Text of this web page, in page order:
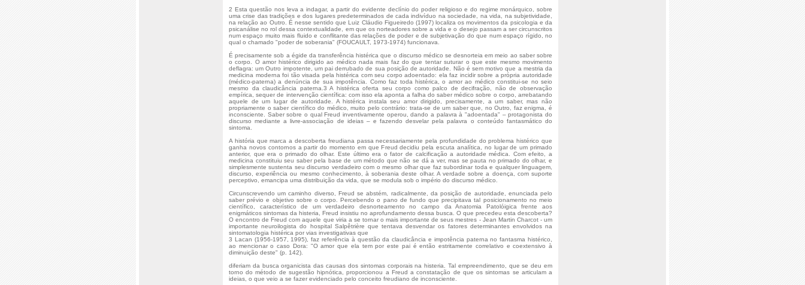
2 Esta questão nos leva a indagar, a partir do evidente declínio do poder religioso e do regime monárquico, sobre
uma crise das tradições e dos lugares predeterminados de cada indivíduo na sociedade, na vida, na subjetividade,
na relação ao Outro. É nesse sentido que Luiz Cláudio Figueiredo (1997) localiza os movimentos da psicologia e da
psicanálise no rol dessa contextualidade, em que os norteadores sobre a vida e o desejo passam a ser circunscritos
num espaço muito mais fluido e conflitante das relações de poder e de subjetivação do que num espaço rígido, no
qual o chamado "poder de soberania" (FOUCAULT, 1973-1974) funcionava.
É precisamente sob a égide da transferência histérica que o discurso médico se desnorteia em meio ao saber sobre
o corpo. O amor histérico dirigido ao médico nada mais faz do que tentar suturar o que este mesmo movimento
deflagra: um Outro impotente, um pai derrubado de sua posição de autoridade. Não é sem motivo que a mestria da
medicina moderna foi tão visada pela histérica com seu corpo adoentado: ela faz incidir sobre a própria autoridade
(médico-paterna) a denúncia de sua impotência. Como faz toda histérica, o amor ao médico constitui-se no seio
mesmo da claudicância paterna.3 A histérica oferta seu corpo como palco de decifração, não de observação
empírica, sequer de intervenção científica: com isso ela aponta a falha do saber médico sobre o corpo, arrebatando
aquele de um lugar de autoridade. A histérica instala seu amor dirigido, precisamente, a um saber, mas não
propriamente o saber científico do médico, muito pelo contrário: trata-se de um saber que, no Outro, faz enigma, é
inconsciente. Saber sobre o qual Freud inventivamente operou, dando a palavra à "adoentada" – protagonista do
discurso mediante a livre-associação de ideias – e fazendo desvelar pela palavra o conteúdo fantasmático do
sintoma.
A história que marca a descoberta freudiana passa necessariamente pela profundidade do problema histérico que
ganha novos contornos a partir do momento em que Freud decidiu pela escuta analítica, no lugar de um primado
anterior, que era o primado do olhar. Este último era o fator de calcificação a autoridade médica. Com efeito, a
medicina constituiu seu saber pela base de um método que não se dá a ver, mas se pauta no primado do olhar, e
simplesmente sustenta seu discurso verdadeiro com o mesmo olhar que faz subordinar toda e qualquer linguagem,
discurso, experiência ou mesmo conhecimento, à soberania deste olhar. A verdade sobre a doença, com suporte
perceptivo, emancipa uma distribuição da vida, que se modula sob o império do discurso médico.
Circunscrevendo um caminho diverso, Freud se abstém, radicalmente, da posição de autoridade, enunciada pelo
saber prévio e objetivo sobre o corpo. Percebendo o pano de fundo que precipitava tal posicionamento no meio
científico, característico de um verdadeiro desnorteamento no campo da Anatomia Patolóigica frente aos
enigmáticos sintomas da histeria, Freud insistiu no aprofundamento dessa busca. O que precedeu esta descoberta?
O encontro de Freud com aquele que viria a se tornar o mais importante de seus mestres - Jean Martin Charcot - um
importante neuroilogista do hospital Salpêtrière que tentava desvendar os fatores determinantes envolvidos na
sintomatologia histérica por vias investigativas que
3 Lacan (1956-1957, 1995), faz referência à questão da claudicância e impotência paterna no fantasma histérico,
ao mencionar o caso Dora: "O amor que ela tem por este pai é então estritamente correlativo e coextensivo à
diminuição deste" (p. 142).
diferiam da busca organicista das causas dos sintomas corporais na histeria. Tal empreendimento, que se deu em
torno do método de sugestão hipnótica, proporcionou a Freud a constatação de que os sintomas se articulam a
ideias, o que veio a se fazer evidenciado pelo conceito freudiano de inconsciente.